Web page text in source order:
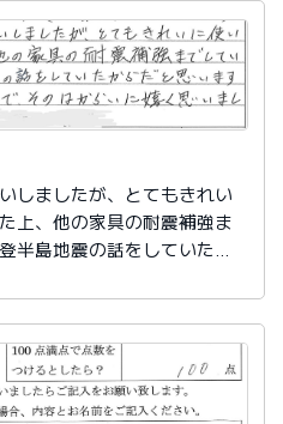
しましたが、とてもきれい
上、他の家具の耐震補強ま
半島地震の話をしていたか